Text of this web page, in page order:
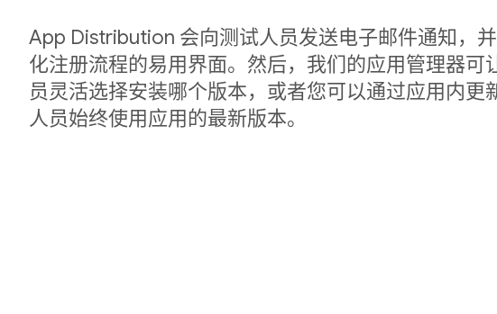
App Distribution 会向测试人员发送电子邮件通知，
化注册流程的易用界面。然后，我们的应用管理器可
员灵活选择安装哪个版本，或者您可以通过应用内更
人员始终使用应用的最新版本。